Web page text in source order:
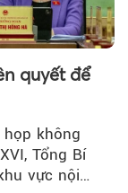
quyết để
không
Tổng Bí
vực nội